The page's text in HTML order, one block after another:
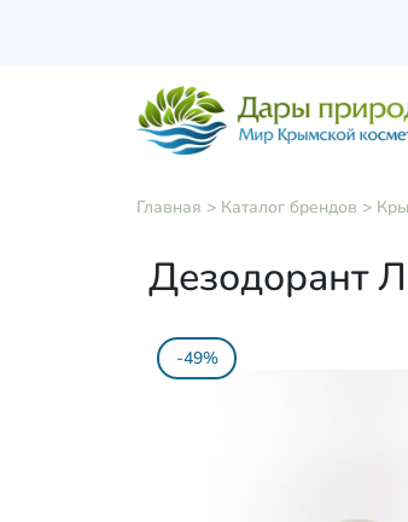
Главная > Каталог брендов >
Дезодорант
-49%